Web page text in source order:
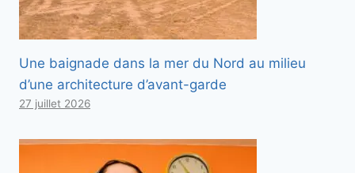
Une baignade dans la mer du Nord au milieu
d’une architecture d’avant-garde
27 juillet 2026